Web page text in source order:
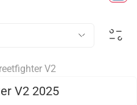
V2
V2 2025